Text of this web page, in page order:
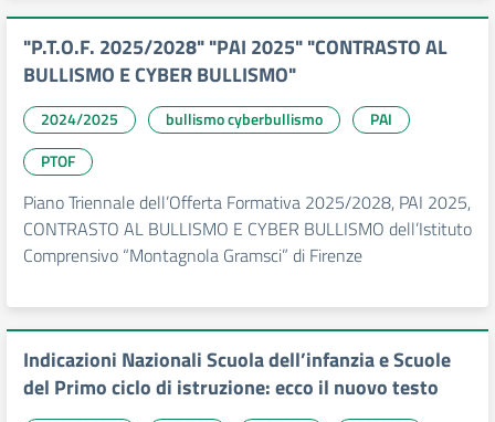
"P.T.O.F. 2025/2028" "PAI 2025" "CONTRASTO AL
BULLISMO E CYBER BULLISMO"
2024/2025 bullismo cyberbullismo
PAI
PTOF
Piano Triennale dell’Offerta Formativa 2025/2028, PAI 2025,
CONTRASTO AL BULLISMO E CYBER BULLISMO dell’Istituto
Comprensivo “Montagnola Gramsci” di Firenze
Indicazioni Nazionali Scuola dell’infanzia e Scuole
del Primo ciclo di istruzione: ecco il nuovo testo